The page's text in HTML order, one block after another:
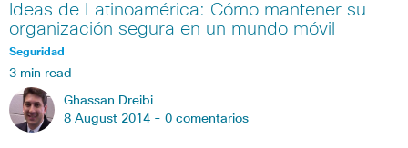
Ideas de Latinoamérica: Cómo mantener su
organización segura en un mundo móvil
Seguridad
3 min read
Ghassan Dreibi
8 August 2014 - 0 comentarios